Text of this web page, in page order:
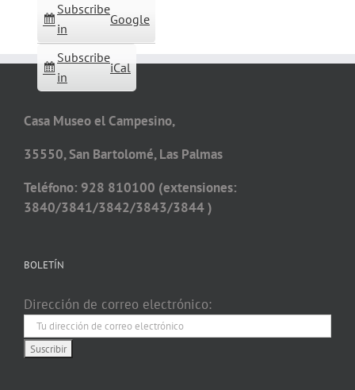
Subscribe
in
Google
Subscribe
in
iCal
Casa Museo el Campesino,
35550, San Bartolomé, Las Palmas
Teléfono: 928 810100 (extensiones:
3840/3841/3842/3843/3844 )
BOLETÍN
Dirección de correo electrónico: